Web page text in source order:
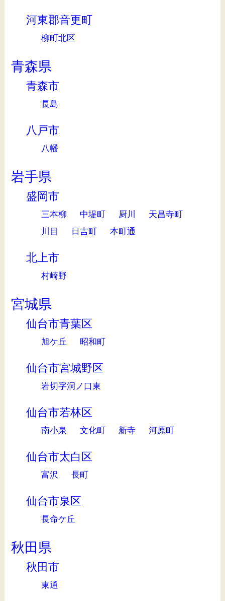
河東郡音更町
柳町北区
青森県
青森市
長島
八戸市
八幡
岩手県
盛岡市
三本柳 中堤町 厨川
天昌寺町
川目
日吉町 本町通
北上市
村崎野
宮城県
仙台市青葉区
旭ケ丘 昭和町
仙台市宮城野区
岩切字洞ノ口東
仙台市若林区
南小泉 文化町 新寺 河原町
仙台市太白区
富沢 長町
仙台市泉区
長命ケ丘
秋田県
秋田市
東通